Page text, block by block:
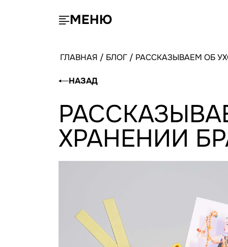
МЕНЮ
ГЛАВНАЯ / БЛОГ / РАССКАЗЫВАЕМ ОБ
НАЗАД
ХРАНЕНИИ